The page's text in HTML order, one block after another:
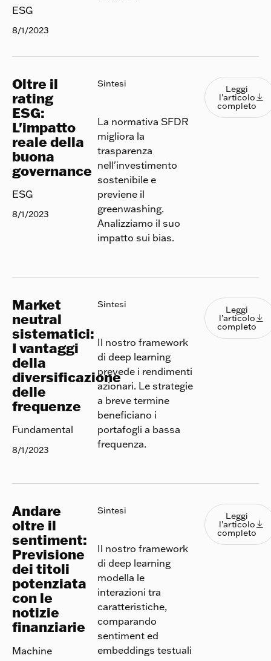
ESG
8/1/2023
Oltre il
rating
ESG:
L'impatto
reale della
buona
governance
ESG
8/1/2023
Sintesi
La normativa SFDR
migliora la
trasparenza
nell'investimento
sostenibile e
previene il
greenwashing.
Analizziamo il suo
impatto sui bias.
Leggi
Leggi
l’articolo
completo

Market
neutral
sistematici:
I vantaggi
della
diversificazione
delle
frequenze
Fundamental
8/1/2023
Sintesi
Il nostro framework
di deep learning
prevede i rendimenti
azionari. Le strategie
a breve termine
beneficiano i
portafogli a bassa
frequenza.
Leggi
Leggi
l’articolo
completo

Andare
oltre il
sentiment:
Previsione
dei titoli
potenziata
con le
notizie
finanziarie
Machine
Sintesi
Il nostro framework
di deep learning
modella le
interazioni tra
caratteristiche,
comparando
sentiment ed
embeddings testuali
Leggi
Leggi
l’articolo
completo
